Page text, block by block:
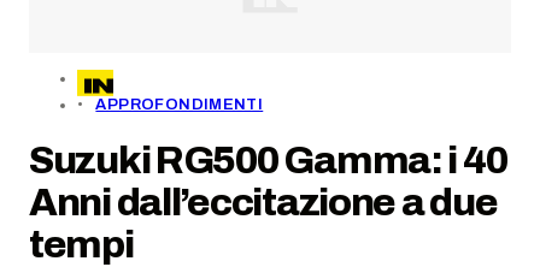
APPROFONDIMENTI
Suzuki RG500 Gamma: i 40
Anni dall’eccitazione a due
tempi